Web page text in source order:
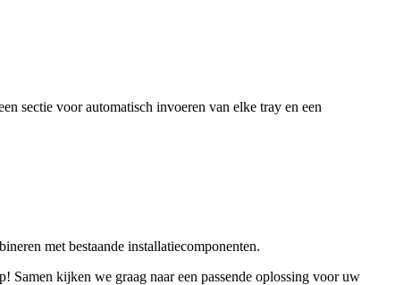
sectie voor automatisch invoeren van elke tray en een
met bestaande installatiecomponenten.
Samen kijken we graag naar een passende oplossing voor uw